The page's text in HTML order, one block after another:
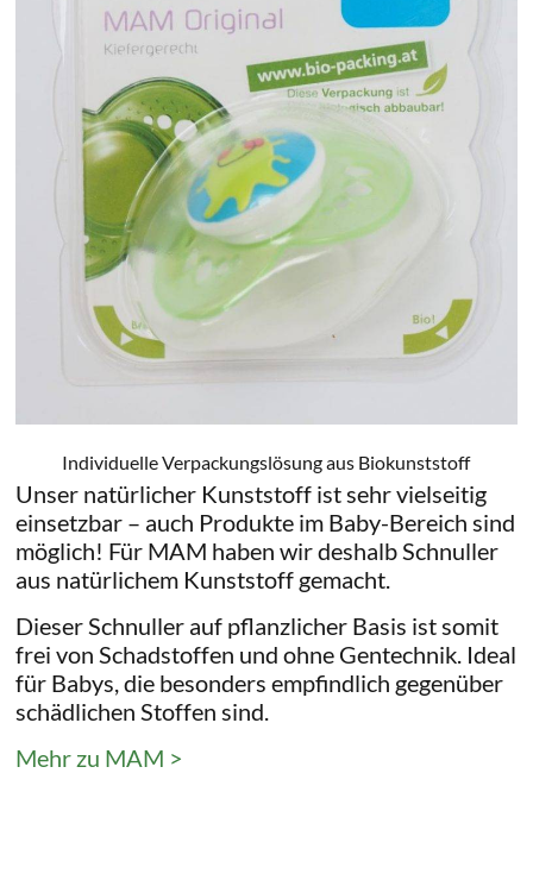
Individuelle Verpackungslösung aus Biokunststoff
Unser natürlicher Kunststoff ist sehr vielseitig
einsetzbar – auch Produkte im Baby-Bereich sind
möglich! Für MAM haben wir deshalb Schnuller
aus natürlichem Kunststoff gemacht.
Dieser Schnuller auf pflanzlicher Basis ist somit
frei von Schadstoffen und ohne Gentechnik. Ideal
für Babys, die besonders empfindlich gegenüber
schädlichen Stoffen sind.
Mehr zu MAM >